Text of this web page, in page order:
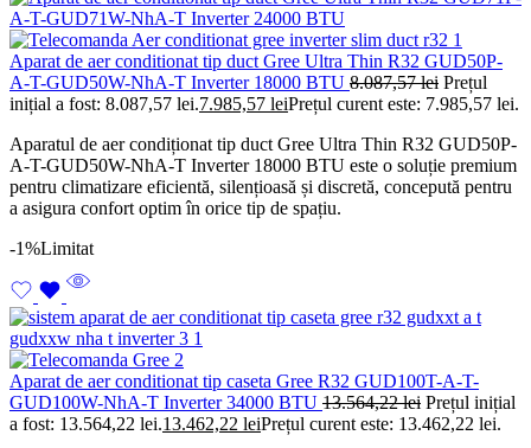
Aparat de aer conditionat tip duct Gree Ultra Thin R32 GUD50P-
A-T-GUD50W-NhA-T Inverter 18000 BTU 8.087,57lei Prețul
inițial a fost: 8.087,57 lei.7.985,57 leiPrețul curent este: 7.985,57 lei.
Aparatul de aer condiționat tip duct Gree Ultra Thin R32 GUD50P-
A-T-GUD50W-NhA-T Inverter 18000 BTU este o soluție premium
pentru climatizare eficientă, silențioasă și discretă, concepută pentru
a asigura confort optim în orice tip de spațiu.
-1%Limitat
Aparat de aer conditionat tip caseta Gree R32 GUD100T-A-T-
GUD100W-NhA-T Inverter 34000 BTU 13.564,22lei Prețul inițial
a fost: 13.564,22 lei.13.462,22 leiPrețul curent este: 13.462,22 lei.